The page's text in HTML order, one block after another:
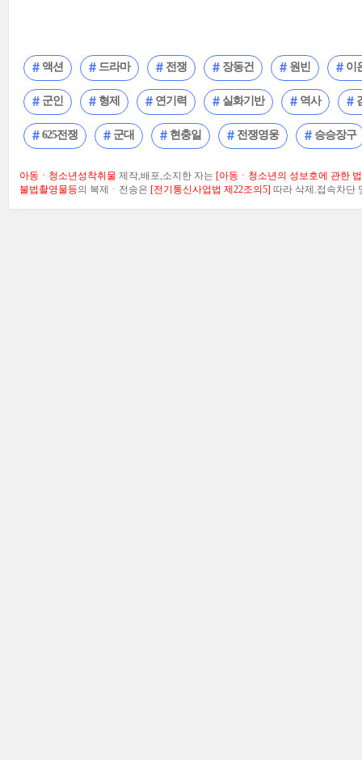
액션 드라마 전쟁 장동건 원빈 이
군인 형제 연기력 실화기반 역사
625전쟁 군대 현충일 전쟁영웅 승승장구
아동ㆍ청소년성착취물 제작,배포,소지한 자는 [아동ㆍ청소년의 성보호에 관한
불법촬영물등의 복제ㆍ전송은 [전기통신사업법 제22조의5] 따라 삭제.접속차단